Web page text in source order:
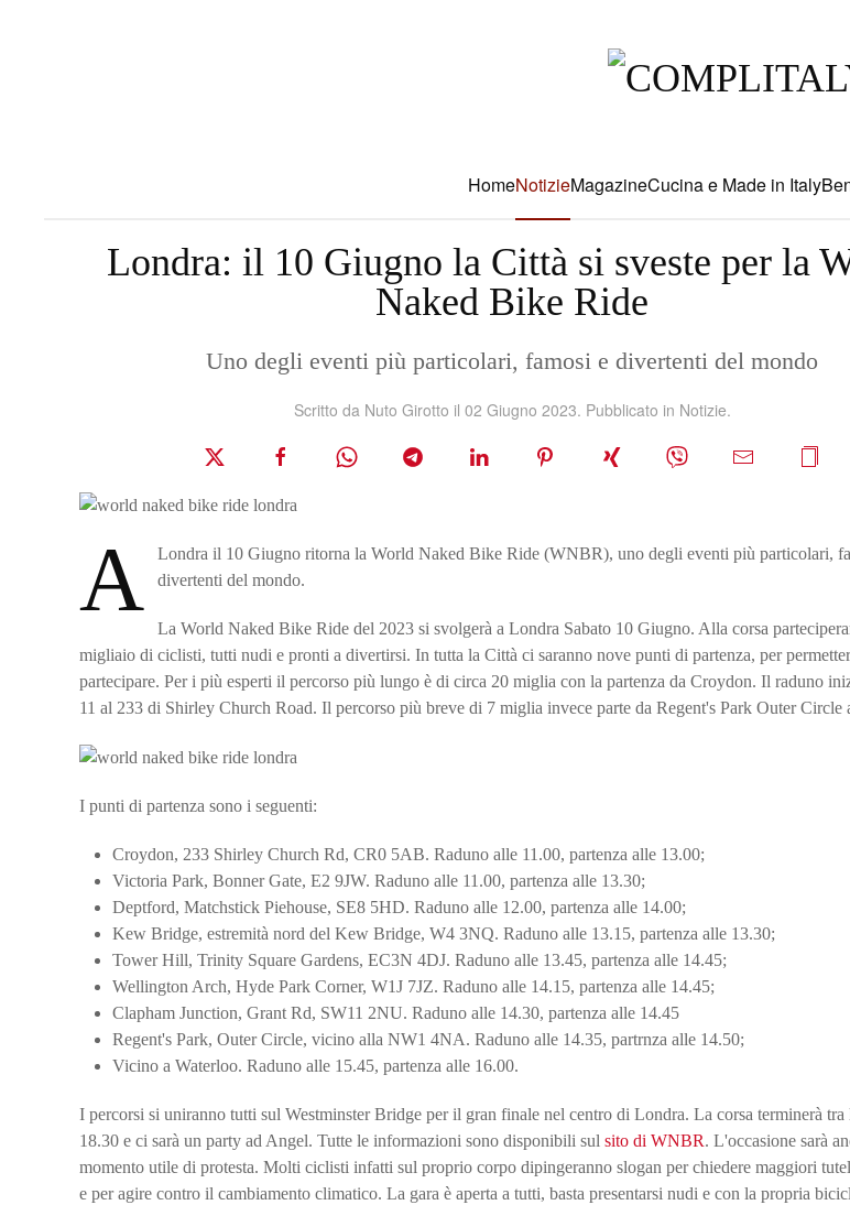
HomeNotizieMagazineCucina e Made in Italy
Londra: il 10 Giugno la Città si sveste per la
Naked Bike Ride
Uno degli eventi più particolari, famosi e divertenti del mondo
Scritto da Nuto Girotto il 02 Giugno 2023. Pubblicato in Notizie.
A
Londra il 10 Giugno ritorna la World Naked Bike Ride (WNBR), uno degli eventi più particolari,
divertenti del mondo.
La World Naked Bike Ride del 2023 si svolgerà a Londra Sabato 10 Giugno. Alla corsa
migliaio di ciclisti, tutti nudi e pronti a divertirsi. In tutta la Città ci saranno nove punti di partenza, per
partecipare. Per i più esperti il percorso più lungo è di circa 20 miglia con la partenza da Croydon. Il raduno
11 al 233 di Shirley Church Road. Il percorso più breve di 7 miglia invece parte da Regent's Park Outer Circle
I punti di partenza sono i seguenti:
Croydon, 233 Shirley Church Rd, CR0 5AB. Raduno alle 11.00, partenza alle 13.00;
Victoria Park, Bonner Gate, E2 9JW. Raduno alle 11.00, partenza alle 13.30;
Deptford, Matchstick Piehouse, SE8 5HD. Raduno alle 12.00, partenza alle 14.00;
Kew Bridge, estremità nord del Kew Bridge, W4 3NQ. Raduno alle 13.15, partenza alle 13.30;
Tower Hill, Trinity Square Gardens, EC3N 4DJ. Raduno alle 13.45, partenza alle 14.45;
Wellington Arch, Hyde Park Corner, W1J 7JZ. Raduno alle 14.15, partenza alle 14.45;
Clapham Junction, Grant Rd, SW11 2NU. Raduno alle 14.30, partenza alle 14.45
Regent's Park, Outer Circle, vicino alla NW1 4NA. Raduno alle 14.35, partrnza alle 14.50;
Vicino a Waterloo. Raduno alle 15.45, partenza alle 16.00.
I percorsi si uniranno tutti sul Westminster Bridge per il gran finale nel centro di Londra. La corsa terminerà tra
18.30 e ci sarà un party ad Angel. Tutte le informazioni sono disponibili sul sito di WNBR. L'occasione sarà
momento utile di protesta. Molti ciclisti infatti sul proprio corpo dipingeranno slogan per chiedere maggiori
e per agire contro il cambiamento climatico. La gara è aperta a tutti, basta presentarsi nudi e con la propria